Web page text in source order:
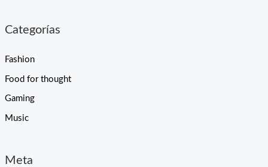
Categorías
Fashion
Food for thought
Gaming
Music
Meta